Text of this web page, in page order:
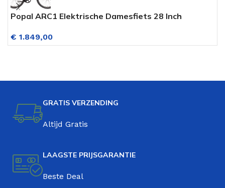
Popal ARC1 Elektrische Damesfiets 28 Inch
€ 1.849,00
GRATIS VERZENDING
Altijd Gratis
LAAGSTE PRIJSGARANTIE
Beste Deal